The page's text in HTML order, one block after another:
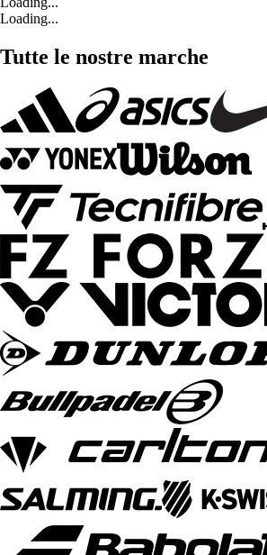
Loading...
Tutte le nostre marche